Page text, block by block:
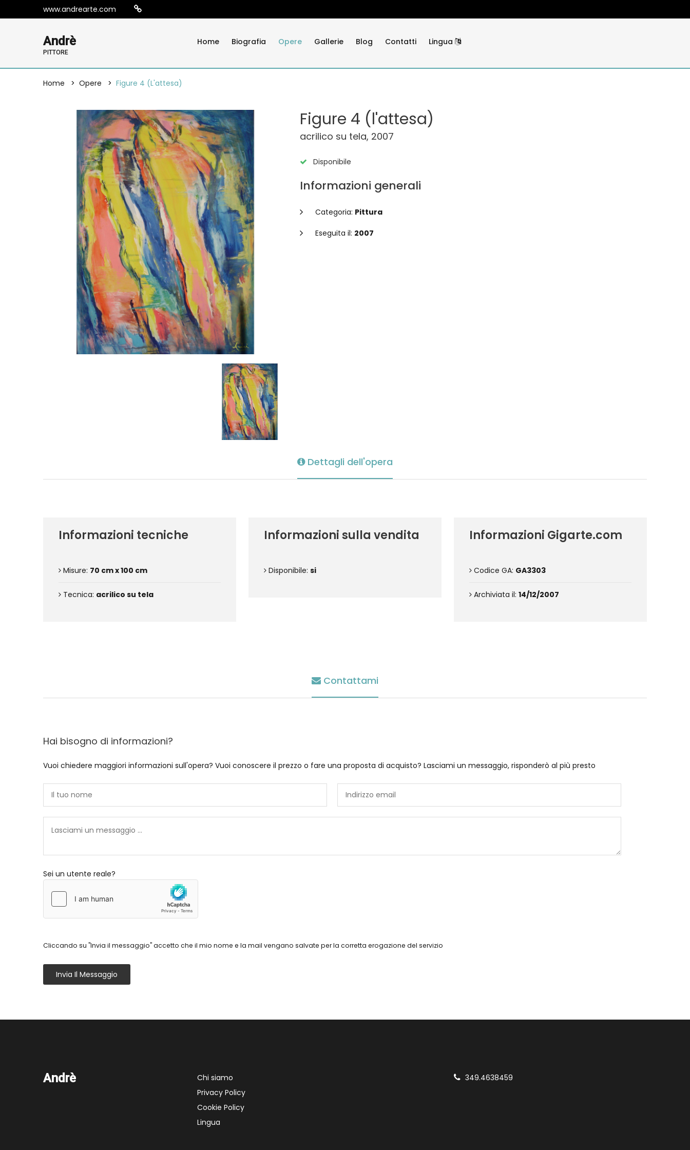
www.andrearte.com
Andrè
PITTORE
Home Biografia Opere Gallerie Blog Contatti Lingua
Home Opere Figure 4 (l'attesa)
Figure 4 (l'attesa)
acrilico su tela, 2007
Disponibile
Informazioni generali
Categoria: Pittura
Eseguita il: 2007
Dettagli dell'opera
Informazioni tecniche
Misure: 70 cm x 100 cm
Tecnica: acrilico su tela
Informazioni sulla vendita
Disponibile: si
Informazioni Gigarte.com
Codice GA: GA3303
Archiviata il: 14/12/2007
Contattami
Hai bisogno di informazioni?
Vuoi chiedere maggiori informazioni sull'opera? Vuoi conoscere il prezzo o fare una proposta di acquisto? Lasciami un messaggio, risponderò al più presto
Sei un utente reale?
Cliccando su "Invia il messaggio" accetto che il mio nome e la mail vengano salvate per la corretta erogazione del servizio
Invia Il Messaggio
Andrè
Chi siamo
Privacy Policy
Cookie Policy
Lingua
349.4638459